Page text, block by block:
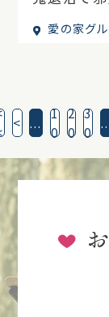
愛の家グ
< ...
1
0
2
0
3
0